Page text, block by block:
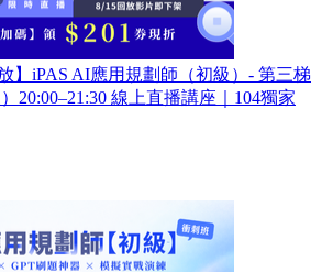
】iPAS AI應用規劃師（初級）- 第三梯
20:00–21:30 線上直播講座｜104獨家